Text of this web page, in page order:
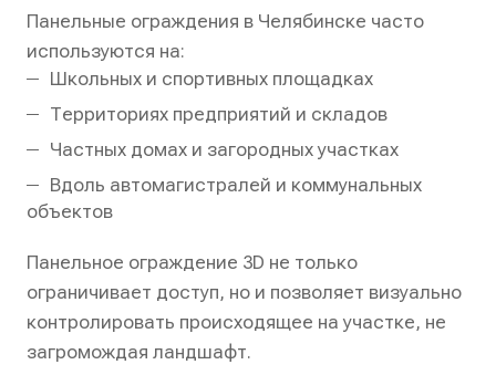
Панельные ограждения в Челябинске часто
используются на:
Школьных и спортивных площадках
Территориях предприятий и складов
Частных домах и загородных участках
Вдоль автомагистралей и коммунальных
объектов
Панельное ограждение 3D не только
ограничивает доступ, но и позволяет визуально
контролировать происходящее на участке, не
загромождая ландшафт.